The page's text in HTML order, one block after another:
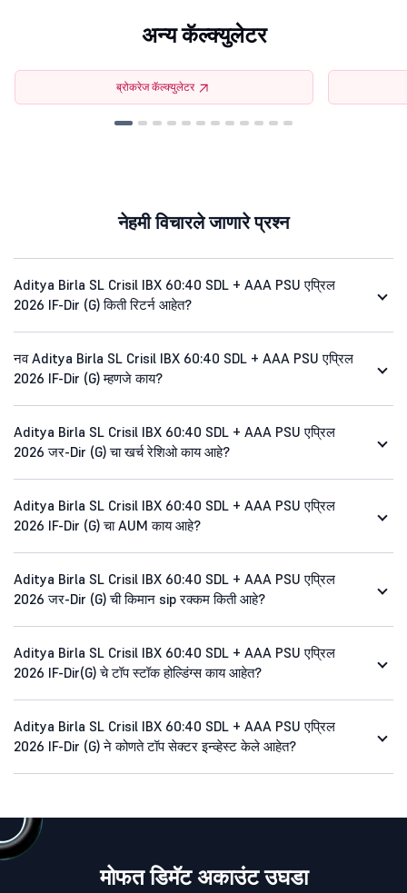
अन्य कॅल्क्युलेटर
ब्रोकरेज कॅल्क्युलेटर
नेहमी विचारले जाणारे प्रश्न
Aditya Birla SL Crisil IBX 60:40 SDL + AAA PSU एप्रिल
2026 IF-Dir (G) किती रिटर्न आहेत?
नव Aditya Birla SL Crisil IBX 60:40 SDL + AAA PSU एप्रिल
2026 IF-Dir (G) म्हणजे काय?
Aditya Birla SL Crisil IBX 60:40 SDL + AAA PSU एप्रिल
2026 जर-Dir (G) चा खर्च रेशिओ काय आहे?
Aditya Birla SL Crisil IBX 60:40 SDL + AAA PSU एप्रिल
2026 IF-Dir (G) चा AUM काय आहे?
Aditya Birla SL Crisil IBX 60:40 SDL + AAA PSU एप्रिल
2026 जर-Dir (G) ची किमान sip रक्कम किती आहे?
Aditya Birla SL Crisil IBX 60:40 SDL + AAA PSU एप्रिल
2026 IF-Dir(G) चे टॉप स्टॉक होल्डिंग्स काय आहेत?
Aditya Birla SL Crisil IBX 60:40 SDL + AAA PSU एप्रिल
2026 IF-Dir (G) ने कोणते टॉप सेक्टर इन्व्हेस्ट केले आहेत?
मोफत डिमॅट अकाउंट उघडा